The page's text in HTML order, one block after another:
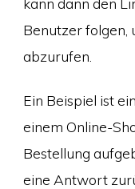
Benutzer
abzurufen.
Ein Beispiel ist
einem Online-
Bestellung
eine Antwort